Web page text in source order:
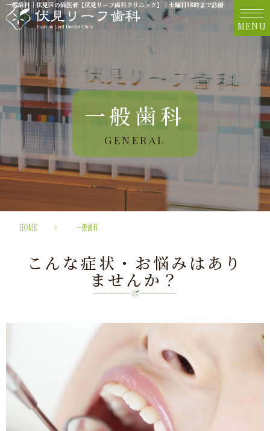
一般歯科｜伏見区の歯医者【伏見リーフ歯科クリニック】｜土曜日18時まで診療
MENU
一般歯科
GENERAL
HOME > 一般歯科
こんな症状・お悩みはあり
ませんか？